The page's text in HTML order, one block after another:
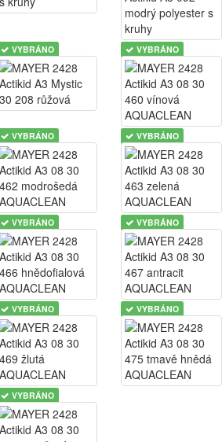
VYBRÁNO VYBRÁNO
VYBRÁNO VYBRÁNO
VYBRÁNO VYBRÁNO
VYBRÁNO VYBRÁNO
VYBRÁNO